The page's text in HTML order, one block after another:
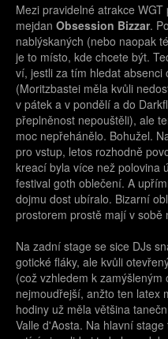
Mezi pravidelné atrakce
mejdan Obsession Bizzar.
nablýskaných (nebo naopak
je to místo, kde chcete být.
ví, jestli za tím hledat
(Moritzbastei měla kvůli
v pátek a v pondělí a do
přeplněnost nepouštěli), ale
moc nepřehánělo. Bohužel.
pro vstup, letos rozhodně
kreací byla více než polovina
festival goth oblečení. A
dojmu dost ubíralo. Bizarní
prostorem prostě mají v sobě
Na zadní stage se sice DJs
gotické fláky, ale kvůli
(což vzhledem k
nejmoudřejší, anžto ten latex
hodiny už měla většina
Valle d'Aosta. Na hlavní